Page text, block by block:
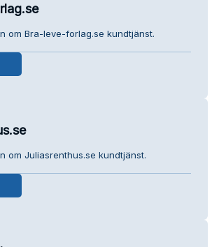
om Bra-leve-forlag.se kundtjänst.
om Juliasrenthus.se kundtjänst.